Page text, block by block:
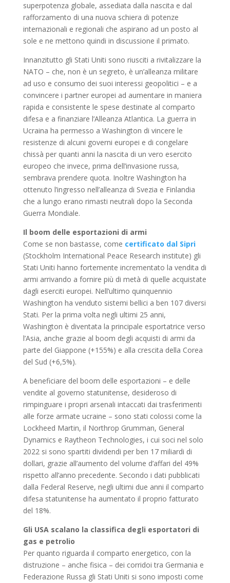
superpotenza globale, assediata dalla nascita e dal
rafforzamento di una nuova schiera di potenze
internazionali e regionali che aspirano ad un posto al
sole e ne mettono quindi in discussione il primato.
Innanzitutto gli Stati Uniti sono riusciti a rivitalizzare la
NATO – che, non è un segreto, è un’alleanza militare
ad uso e consumo dei suoi interessi geopolitici – e a
convincere i partner europei ad aumentare in maniera
rapida e consistente le spese destinate al comparto
difesa e a finanziare l’Alleanza Atlantica. La guerra in
Ucraina ha permesso a Washington di vincere le
resistenze di alcuni governi europei e di congelare
chissà per quanti anni la nascita di un vero esercito
europeo che invece, prima dell’invasione russa,
sembrava prendere quota. Inoltre Washington ha
ottenuto l’ingresso nell’alleanza di Svezia e Finlandia
che a lungo erano rimasti neutrali dopo la Seconda
Guerra Mondiale.
Il boom delle esportazioni di armi
Come se non bastasse, come certificato dal Sipri
(Stockholm International Peace Research institute) gli
Stati Uniti hanno fortemente incrementato la vendita di
armi arrivando a fornire più di metà di quelle acquistate
dagli eserciti europei. Nell’ultimo quinquennio
Washington ha venduto sistemi bellici a ben 107 diversi
Stati. Per la prima volta negli ultimi 25 anni,
Washington è diventata la principale esportatrice verso
l’Asia, anche grazie al boom degli acquisti di armi da
parte del Giappone (+155%) e alla crescita della Corea
del Sud (+6,5%).
A beneficiare del boom delle esportazioni – e delle
vendite al governo statunitense, desideroso di
rimpinguare i propri arsenali intaccati dai trasferimenti
alle forze armate ucraine – sono stati colossi come la
Lockheed Martin, il Northrop Grumman, General
Dynamics e Raytheon Technologies, i cui soci nel solo
2022 si sono spartiti dividendi per ben 17 miliardi di
dollari, grazie all’aumento del volume d’affari del 49%
rispetto all’anno precedente. Secondo i dati pubblicati
dalla Federal Reserve, negli ultimi due anni il comparto
difesa statunitense ha aumentato il proprio fatturato
del 18%.
Gli USA scalano la classifica degli esportatori di
gas e petrolio
Per quanto riguarda il comparto energetico, con la
distruzione – anche fisica – dei corridoi tra Germania e
Federazione Russa gli Stati Uniti si sono imposti come